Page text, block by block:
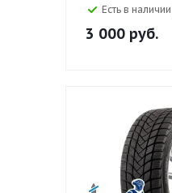
Есть в
3 000 руб.